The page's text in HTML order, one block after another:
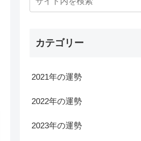
カテゴリー
2021年の運勢
2022年の運勢
2023年の運勢